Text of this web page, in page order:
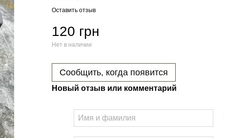
Оставить отзыв
120 грн
Нет в наличии
Сообщить, когда появится
Новый отзыв или комментарий